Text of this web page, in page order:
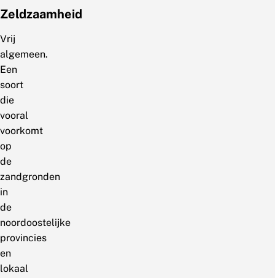
Zeldzaamheid
Vrij
algemeen.
Een
soort
die
vooral
voorkomt
op
de
zandgronden
in
de
noordoostelijke
provincies
en
lokaal